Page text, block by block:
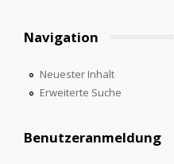
Navigation
Neuester Inhalt
Erweiterte Suche
Benutzeranmeldung